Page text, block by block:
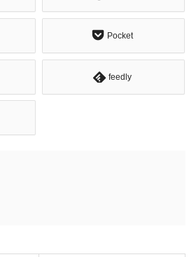
Pocket
feedly